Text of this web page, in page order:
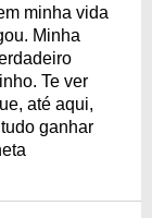
minha vida
Minha
Te ver
até aqui,
ganhar